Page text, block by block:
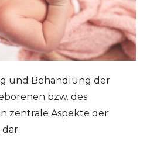
und Behandlung der
bzw. des
zentrale Aspekte der